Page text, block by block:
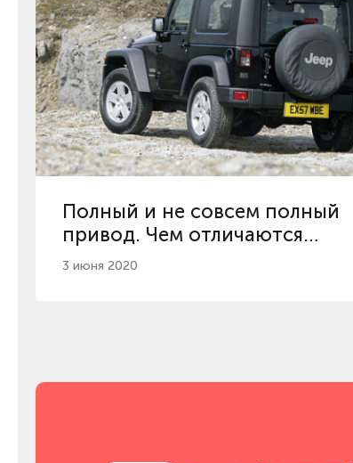
Полный и не совсем полный
привод. Чем отличаются
полноприводные системы
3 июня 2020